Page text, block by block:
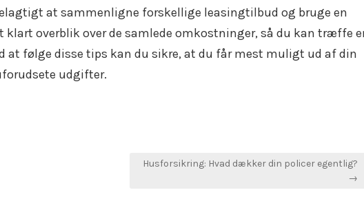
at sammenligne forskellige leasingtilbud og bruge en
klart overblik over de samlede omkostninger, så du kan træffe
at følge disse tips kan du sikre, at du får mest muligt ud af din
udgifter.
Husforsikring: Hvad dækker din policer egentlig?
→